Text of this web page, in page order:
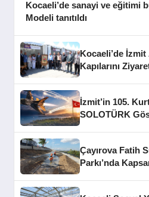
Kocaeli’de sanayi ve eğitimi
Modeli tanıtıldı
Kocaeli’de
Kapılarını
İzmit’in 105.
SOLOTÜRK
Çayırova Fatih
Parkı’nda